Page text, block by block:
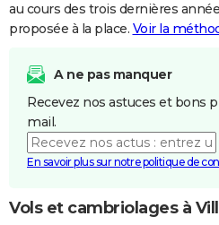
au cours des trois dernières
proposée à la place. Voir la
A ne pas manquer
Recevez nos astuces et bons
mail.
En savoir plus sur notre politique de
Vols et cambriolages à